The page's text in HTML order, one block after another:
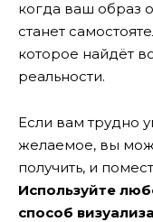
когда ваш образ
станет
которое найдёт
реальности.
Если вам трудно
желаемое, вы
получить, и
Используйте
способ